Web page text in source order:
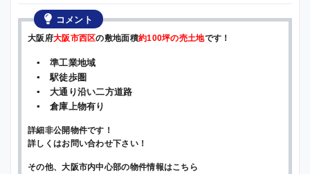
コメント
大阪府大阪市西区の敷地面積約100坪の売土地です！
▪ 準工業地域
▪ 駅徒歩圏
▪ 大通り沿い二方道路
▪ 倉庫上物有り
詳細非公開物件です！
詳しくはお問い合わせ下さい！
その他、大阪市内中心部の物件情報はこちら